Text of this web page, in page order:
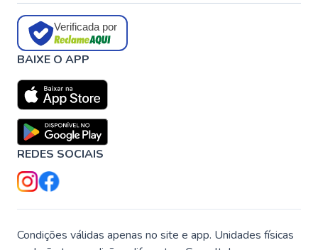
Verificada por
BAIXE O APP
REDES SOCIAIS
Condições válidas apenas no site e app. Unidades físicas